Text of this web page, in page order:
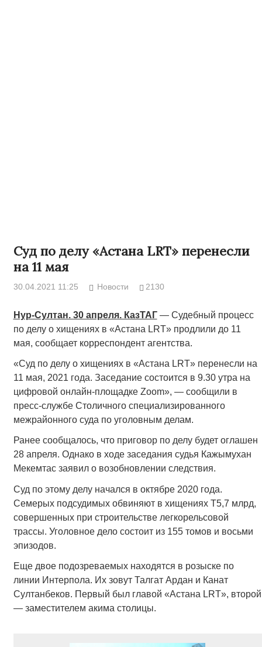
Суд по делу «Астана LRT» перенесли
на 11 мая
30.04.2021 11:25 Новости 2130
Нур-Султан. 30 апреля. КазТАГ— Судебный процесс
по делу о хищениях в «Астана LRT» продлили до 11
мая, сообщает корреспондент агентства.
«Суд по делу о хищениях в «Астана LRT» перенесли на
11 мая, 2021 года. Заседание состоится в 9.30 утра на
цифровой онлайн-площадке Zoom», — сообщили в
пресс-службе Столичного специализированного
межрайонного суда по уголовным делам.
Ранее сообщалось, что приговор по делу будет оглашен
28 апреля. Однако в ходе заседания судья Кажымухан
Мекемтас заявил о возобновлении следствия.
Суд по этому делу начался в октябре 2020 года.
Семерых подсудимых обвиняют в хищениях Т5,7 млрд,
совершенных при строительстве легкорельсовой
трассы. Уголовное дело состоит из 155 томов и восьми
эпизодов.
Еще двое подозреваемых находятся в розыске по
линии Интерпола. Их зовут Талгат Ардан и Канат
Султанбеков. Первый был главой «Астана LRT», второй
— заместителем акима столицы.